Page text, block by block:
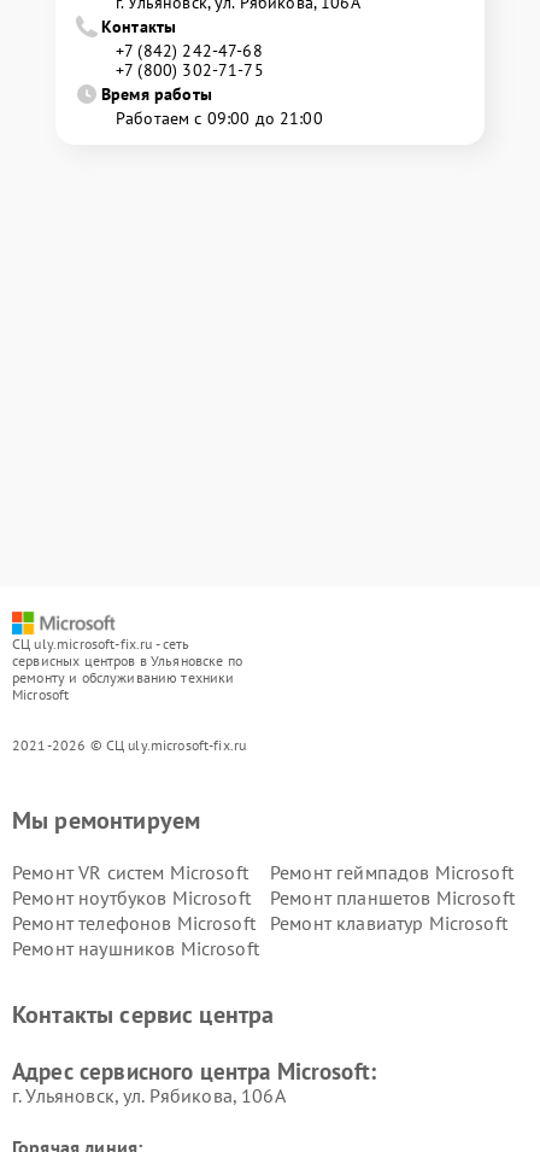
Контакты
+7 (842) 242-47-68
+7 (800) 302-71-75
Время работы
Работаем с 09:00 до 21:00
СЦ uly.microsoft-fix.ru - сеть
сервисных центров в Ульяновске по
ремонту и обслуживанию техники
Microsoft
2021-2026 © СЦ uly.microsoft-fix.ru
Мы ремонтируем
Ремонт VR систем Microsoft
Ремонт геймпадов Microsoft
Ремонт ноутбуков Microsoft
Ремонт планшетов Microsoft
Ремонт телефонов Microsoft
Ремонт клавиатур Microsoft
Ремонт наушников Microsoft
Контакты сервис центра
Адрес сервисного центра Microsoft:
г. Ульяновск, ул. Рябикова, 106А
Горячая линия: